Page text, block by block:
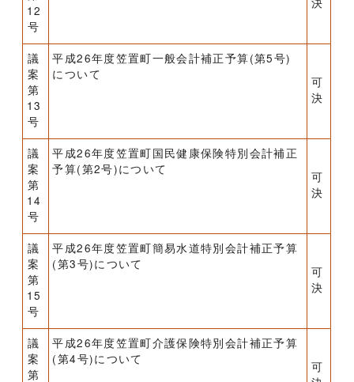
12
号
議
案
第
13
号
平成26年度笠置町一般会計補正予算(第5号)
について
可
決
議
案
第
14
号
平成26年度笠置町国民健康保険特別会計補正
予算(第2号)について
可
決
議
案
第
15
号
平成26年度笠置町簡易水道特別会計補正予算
(第3号)について
可
決
議
案
第
平成26年度笠置町介護保険特別会計補正予算
(第4号)について
可